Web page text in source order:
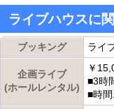
ライブハウスに
ブッキング ライ
企画ライブ
(ホールレンタル)
￥
■3時
■時